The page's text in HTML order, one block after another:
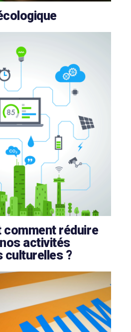
comment réduire
nos activités
culturelles ?